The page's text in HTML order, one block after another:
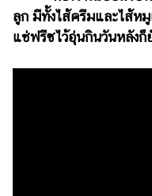
สด
การ
ลูก มีทั้งไส้ครีมและไส้ห
แช่ฟรีซไว้อุ่นกินวันหลังก็